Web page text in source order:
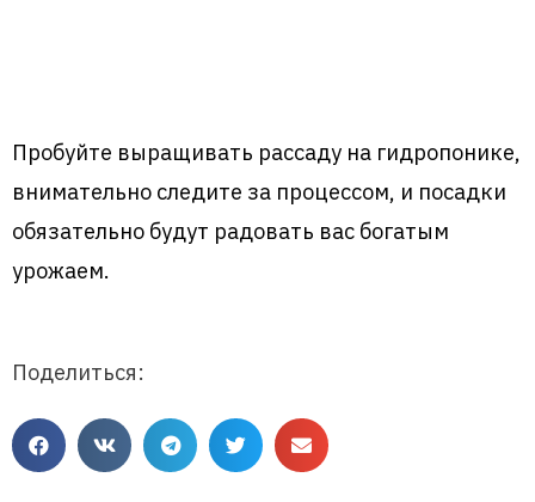
Пробуйте выращивать рассаду на гидропонике,
внимательно следите за процессом, и посадки
обязательно будут радовать вас богатым
урожаем.
Поделиться: